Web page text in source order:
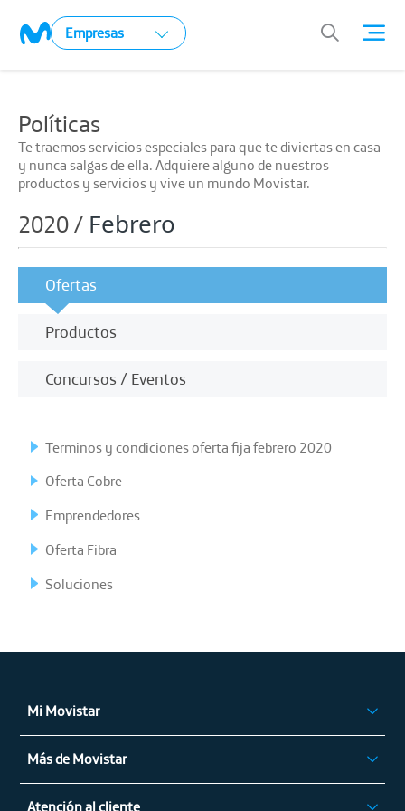
Empresas
Políticas
Te traemos servicios especiales para que te diviertas en casa
y nunca salgas de ella. Adquiere alguno de nuestros
productos y servicios y vive un mundo Movistar.
2020 / Febrero
Ofertas
Productos
Concursos / Eventos
Terminos y condiciones oferta fija febrero 2020
Oferta Cobre
Emprendedores
Oferta Fibra
Soluciones
Mi Movistar
Ingresar
App Mi Movistar
Regístrate
Más de Movistar
Privilegios Movistar
Atención al cliente